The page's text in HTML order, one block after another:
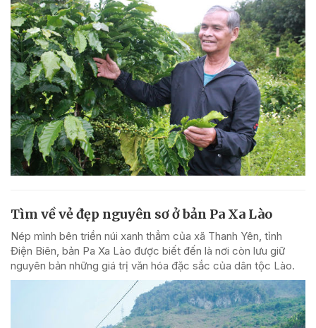
Tìm về vẻ đẹp nguyên sơ ở bản Pa Xa Lào
Nép mình bên triền núi xanh thẳm của xã Thanh Yên, tỉnh
Điện Biên, bản Pa Xa Lào được biết đến là nơi còn lưu giữ
nguyên bản những giá trị văn hóa đặc sắc của dân tộc Lào.